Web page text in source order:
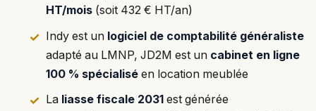
HT/mois(soit 432 € HT/an)
Indy est un logiciel de comptabilité généraliste
adapté au LMNP, JD2M est un cabinet en ligne
100 % spécialiséen location meublée
La liasse fiscale 2031est générée